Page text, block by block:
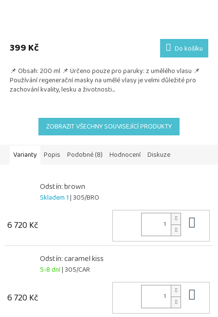
399 Kč Do košíku
📌 Obsah: 200 ml 📌 Určeno pouze pro paruky: z umělého vlasu 📌
Používání regenerační masky na umělé vlasy je velmi důležité pro
zachování kvality, lesku a životnosti...
ZOBRAZIT VŠECHNY SOUVISEJÍCÍ PRODUKTY
Varianty Popis Podobné (8) Hodnocení Diskuze
Odstín: brown
Skladem 1| 305/BRO
6 720 Kč
Odstín: caramel kiss
5-8 dní| 305/CAR
6 720 Kč